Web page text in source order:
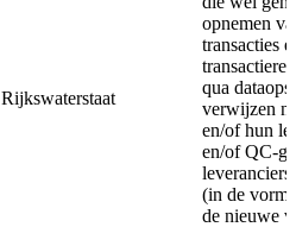
Rijkswaterstaat
opnemen
transacties
qua
verwijzen
en/of hun
en/of QC-
(in de vorm
de nieuwe